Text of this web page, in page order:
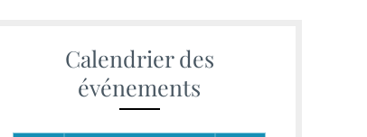
Calendrier des
événements